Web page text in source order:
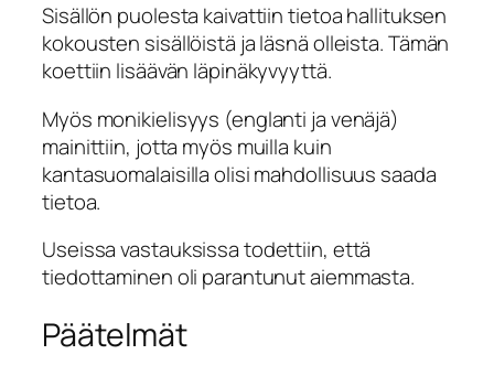
Sisällön puolesta kaivattiin tietoa hallituksen
kokousten sisällöistä ja läsnä olleista. Tämän
koettiin lisäävän läpinäkyvyyttä.
Myös monikielisyys (englanti ja venäjä)
mainittiin, jotta myös muilla kuin
kantasuomalaisilla olisi mahdollisuus saada
tietoa.
Useissa vastauksissa todettiin, että
tiedottaminen oli parantunut aiemmasta.
Päätelmät